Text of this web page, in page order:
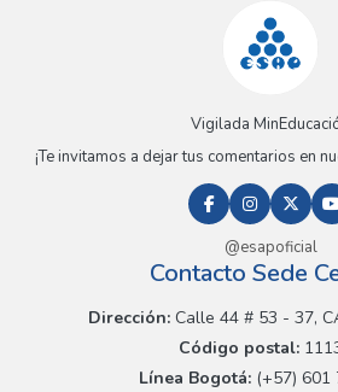
Vigilada
¡Te invitamos a dejar tus comentarios en
@esapoficial
Contacto Sede
Dirección:Calle 44 # 53 - 37,
Código postal:
Línea Bogotá:(+57) 601